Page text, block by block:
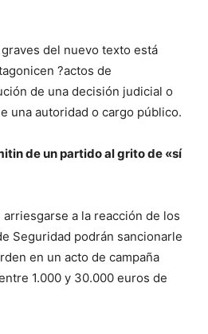
del nuevo texto está
?actos de
de una decisión judicial o
una autoridad o cargo público.
de un partido al grito de «sí
a la reacción de los
Seguridad podrán sancionarle
en un acto de campaña
1.000 y 30.000 euros de